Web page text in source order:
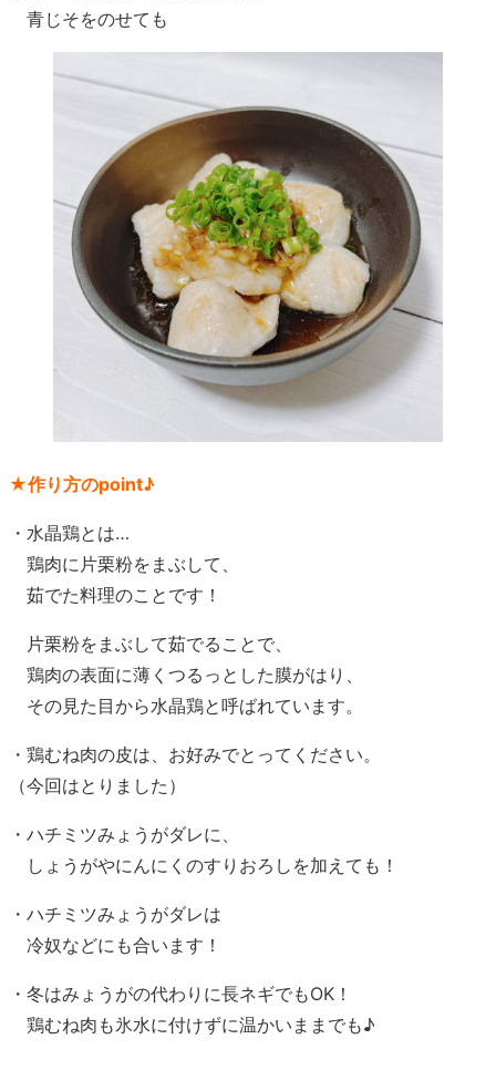
青じそをのせても
★作り方のpoint♪
・水晶鶏とは…
鶏肉に片栗粉をまぶして、
茹でた料理のことです！
片栗粉をまぶして茹でることで、
鶏肉の表面に薄くつるっとした膜がはり、
その見た目から水晶鶏と呼ばれています。
・鶏むね肉の皮は、お好みでとってください。
（今回はとりました）
・ハチミツみょうがダレに、
しょうがやにんにくのすりおろしを加えても！
・ハチミツみょうがダレは
冷奴などにも合います！
・冬はみょうがの代わりに長ネギでもOK！
鶏むね肉も氷水に付けずに温かいままでも♪